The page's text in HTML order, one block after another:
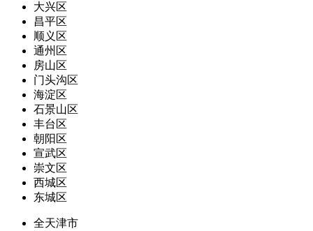
大兴区
昌平区
顺义区
通州区
房山区
门头沟区
海淀区
石景山区
丰台区
朝阳区
宣武区
崇文区
西城区
东城区
全天津市